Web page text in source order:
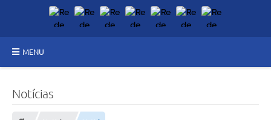
MENU
Notícias